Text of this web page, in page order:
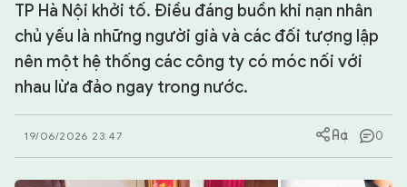
TƯ LIỆU
CHUYÊN TRANG
TP Hà Nội khởi tố. Điều đáng buồn khi nạn nhân
chủ yếu là những người già và các đối tượng lập
nên một hệ thống các công ty có móc nối với
nhau lừa đảo ngay trong nước.
19/06/2026 23:47 0